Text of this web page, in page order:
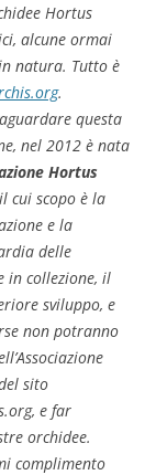
Hortus
alcune ormai
natura. Tutto è
.
questa
nel 2012 è nata
Hortus
cui scopo è la
e la
delle
in collezione, il
sviluppo, e
non potranno
sito
e far
orchidee.
complimento